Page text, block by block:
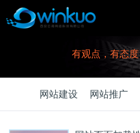
有观点，有态
网站建设 网站推广